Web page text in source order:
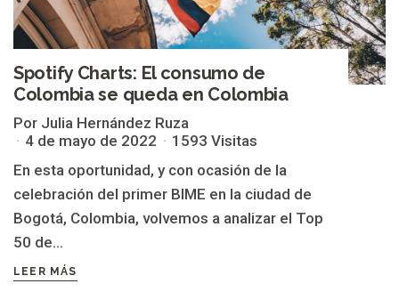
Spotify Charts: El consumo de
Colombia se queda en Colombia
Por Julia Hernández Ruza
4 de mayo de 2022
1593 Visitas
En esta oportunidad, y con ocasión de la
celebración del primer BIME en la ciudad de
Bogotá, Colombia, volvemos a analizar el Top
50 de...
LEER MÁS